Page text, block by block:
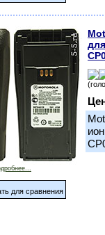
для сравнения